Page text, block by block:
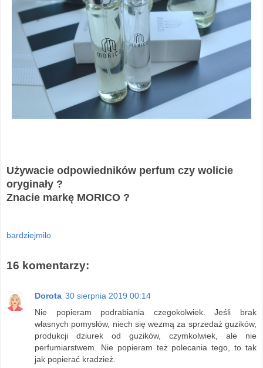
Używacie odpowiedników perfum czy wolicie
oryginały ?
Znacie markę MORICO ?
bardziejmilo
16 komentarzy:
Dorota 30 sierpnia 2019 00:14
Nie popieram podrabiania czegokolwiek. Jeśli brak
własnych pomysłów, niech się wezmą za sprzedaż guzików,
produkcji dziurek od guzików, czymkolwiek, ale nie
perfumiarstwem. Nie popieram też polecania tego, to tak
jak popierać kradzież.